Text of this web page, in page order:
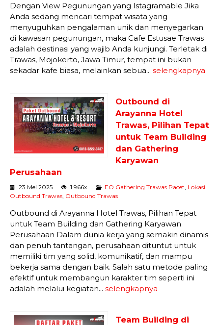
Dengan View Pegunungan yang Istagramable Jika
Anda sedang mencari tempat wisata yang
menyuguhkan pengalaman unik dan menyegarkan
di kawasan pegunungan, maka Cafe Estusae Trawas
adalah destinasi yang wajib Anda kunjungi. Terletak di
Trawas, Mojokerto, Jawa Timur, tempat ini bukan
sekadar kafe biasa, melainkan sebua... selengkapnya
Outbound di
Arayanna Hotel
Trawas, Pilihan Tepat
untuk Team Building
dan Gathering
Karyawan
Perusahaan
23 Mei 2025 1.966x EO Gathering Trawas Pacet Lokasi
Outbound Trawas Outbound Trawas
Outbound di Arayanna Hotel Trawas, Pilihan Tepat
untuk Team Building dan Gathering Karyawan
Perusahaan Dalam dunia kerja yang semakin dinamis
dan penuh tantangan, perusahaan dituntut untuk
memiliki tim yang solid, komunikatif, dan mampu
bekerja sama dengan baik. Salah satu metode paling
efektif untuk membangun karakter tim seperti ini
adalah melalui kegiatan... selengkapnya
Team Building di